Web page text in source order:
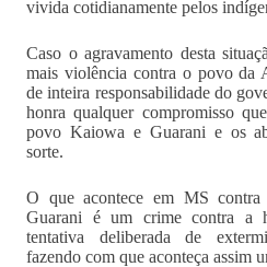
vivida cotidianamente pelos
Caso o agravamento desta
mais violência contra o povo da
de inteira responsabilidade do
honra qualquer compromisso
povo Kaiowa e Guarani e os
sorte.
O que acontece em MS
Guarani é um crime contra a
tentativa deliberada de
fazendo com que aconteça assim